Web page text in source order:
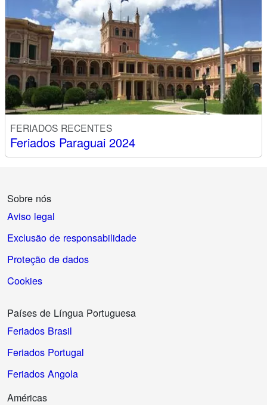
FERIADOS RECENTES
Feriados Paraguai 2024
Sobre nós
Aviso legal
Exclusão de responsabilidade
Proteção de dados
Cookies
Países de Língua Portuguesa
Feriados Brasil
Feriados Portugal
Feriados Angola
Américas